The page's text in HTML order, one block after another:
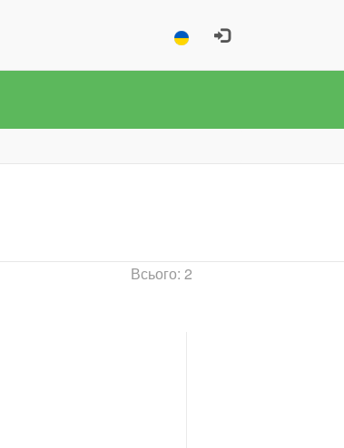
Всього: 2